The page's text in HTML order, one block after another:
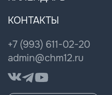
Всероссийская
Мужская конференция
Культура поколения
Книги пастора
+7 (993) 611-02-20
admin@chm12.ru
КОНТАКТЫ